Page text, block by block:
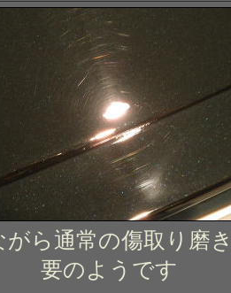
がら通常の傷取り磨
要のようです